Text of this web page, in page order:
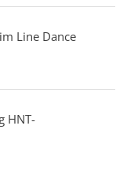
Line Dance
HNT-